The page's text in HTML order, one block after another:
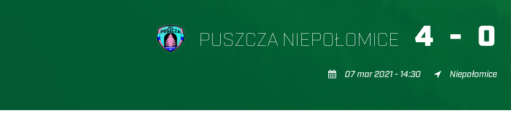
PUSZCZA NIEPOŁOMICE 4 - 0
07 mar 2021 - 14:30 Niepołomice